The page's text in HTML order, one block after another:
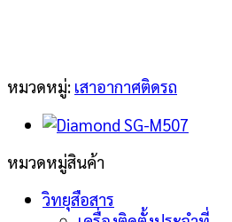
หมวดหมู่: เสาอากาศติดรถ
หมวดหมู่สินค้า
วิทยุสือสาร